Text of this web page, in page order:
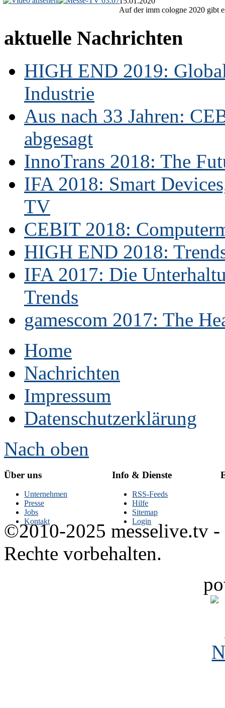
Auf der imm cologne 2020 gibt
aktuelle Nachrichten
HIGH END 2019:
Industrie
Aus nach 33 Jahren:
abgesagt
InnoTrans 2018: The
IFA 2018: Smart
TV
CEBIT 2018:
HIGH END 2018:
IFA 2017: Die
Trends
gamescom 2017: The
Home
Nachrichten
Impressum
Datenschutzerklärung
Nach oben
Über uns
Unternehmen
Presse
Jobs
Kontakt
Info & Dienste
RSS-Feeds
Hilfe
Sitemap
Login
©2010-2025 messelive.tv -
Rechte vorbehalten.